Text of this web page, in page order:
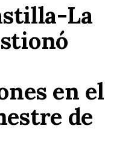
La
en el
de